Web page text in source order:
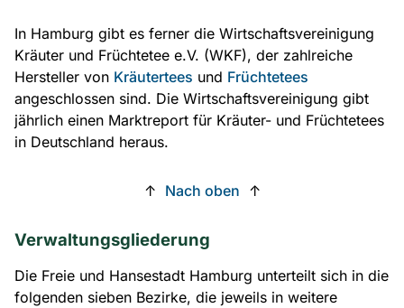
In Hamburg gibt es ferner die Wirtschaftsvereinigung
Kräuter und Früchtetee e.V. (WKF), der zahlreiche
Hersteller von Kräutertees und Früchtetees
angeschlossen sind. Die Wirtschaftsvereinigung gibt
jährlich einen Marktreport für Kräuter- und Früchtetees
in Deutschland heraus.
↑ Nach oben ↑
Verwaltungsgliederung
Die Freie und Hansestadt Hamburg unterteilt sich in die
folgenden sieben Bezirke, die jeweils in weitere